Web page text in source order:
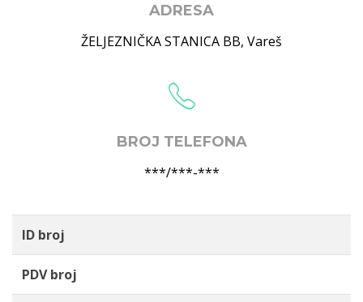
ADRESA
ŽELJEZNIČKA STANICA BB, Vareš
BROJ TELEFONA
***/***-***
ID broj
PDV broj